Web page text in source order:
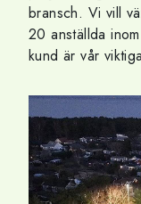
bransch. Vi vill
20 anställda
kund är vår